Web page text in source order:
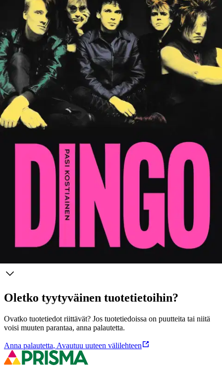
Tuotekuvaus
Hysteria jätti ikuiset jäljet. Miten Dingon ikonisiksi muodostuneet
hitit ja bändin herättämä valtava hysteria muuttivat harmaan Suomen
kertaheitolla värikkäämmäksi. Vuonna 1984 ensilevynsä julkaissut
porilainen Dingo nostatti välittömästi Suomessa
ennennäkemättömän huuman. Bändi ehti kokea loppuunmyydyt
salit, nauttia ennätyksellisestä levymyynnistä ja äkkirikastumisesta,
mutta sitten yhtyeen jäsenten keskinäiset välit rikkoutuivat. Vuonna
rakkaudentuskaiset hitit syntyivät? Ja mitä yhtyeen jäsenet ajattelevat
nuoruuden hurmoksesta nyt? Miten he ovat selvinneet vuosista,
jotka muokkasivat heidän ja meidän kaikkien elämää lopullisesti?
Näihin kysymyksiin vastaa Dingo, ensimmäinen todellinen Dingo-
kirja ikinä. Pasi Kostiainen on vapaa musiikkitoimittaja, tietokirjailija
ja valokuvataiteilija. Hän on seurannut Dingon ja sen jäsenten uraa
1980-luvulta lähtien.
Näytä lisää tuotekuvausta
Ominaisuudet
Oletko tyytyväinen tuotetietoihin?
Ovatko tuotetiedot riittävät? Jos tuotetiedoissa on puutteita tai niitä
voisi muuten parantaa, anna palautetta.
Anna palautetta, Avautuu uuteen välilehteen